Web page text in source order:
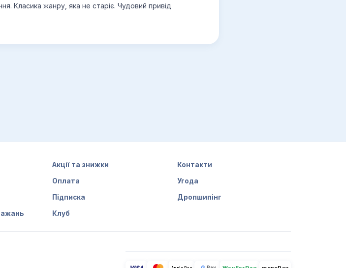
Класика жанру, яка не старіє. Чудовий привід
Акції та знижки Контакти
Оплата Угода
Підписка Дропшипінг
Клуб